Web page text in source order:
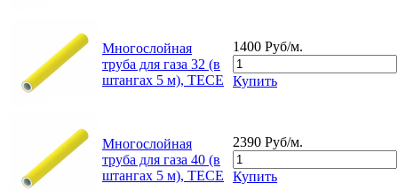
Многослойная
труба для газа 32 (в
штангах 5 м), TECE
1400 Руб/м.
Купить
Многослойная
труба для газа 40 (в
штангах 5 м), TECE
2390 Руб/м.
Купить